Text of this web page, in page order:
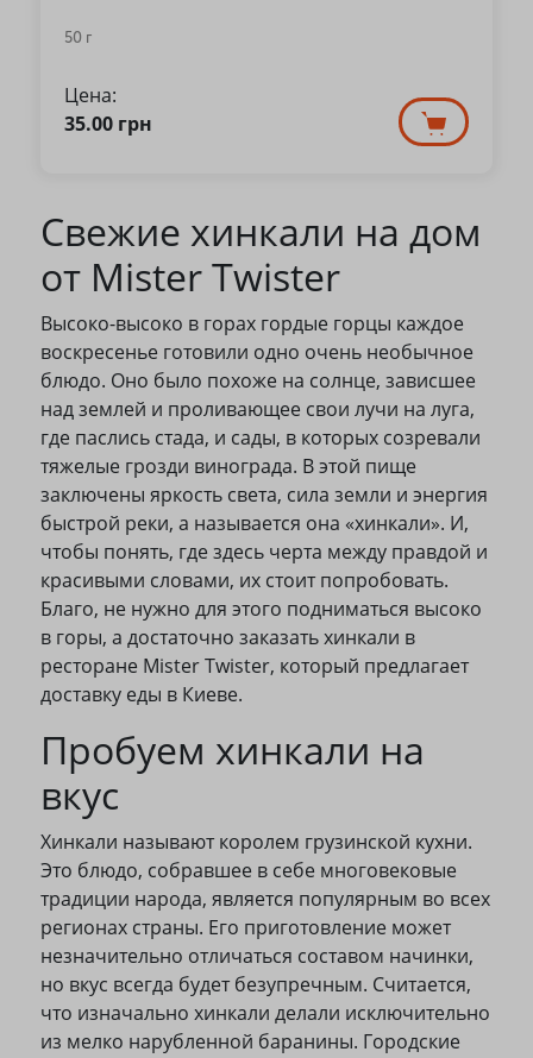
50 г
Цена:
35.00 грн
Свежие хинкали на дом
от Mister Twister
Высоко-высоко в горах гордые горцы каждое
воскресенье готовили одно очень необычное
блюдо. Оно было похоже на солнце, зависшее
над землей и проливающее свои лучи на луга,
где паслись стада, и сады, в которых созревали
тяжелые грозди винограда. В этой пище
заключены яркость света, сила земли и энергия
быстрой реки, а называется она «хинкали». И,
чтобы понять, где здесь черта между правдой и
красивыми словами, их стоит попробовать.
Благо, не нужно для этого подниматься высоко
в горы, а достаточно заказать хинкали в
ресторане Mister Twister, который предлагает
доставку еды в Киеве.
Пробуем хинкали на
вкус
Хинкали называют королем грузинской кухни.
Это блюдо, собравшее в себе многовековые
традиции народа, является популярным во всех
регионах страны. Его приготовление может
незначительно отличаться составом начинки,
но вкус всегда будет безупречным. Считается,
что изначально хинкали делали исключительно
из мелко нарубленной баранины. Городские